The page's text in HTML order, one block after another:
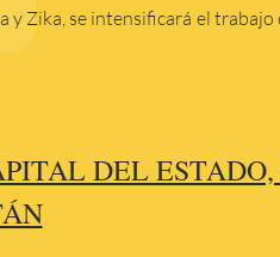
Zika, se intensificará el
DEL